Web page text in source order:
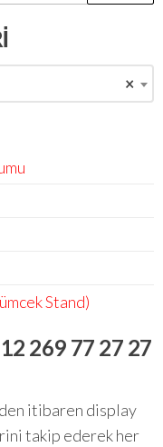
×
Stand)
269 77 27 27
itibaren display
takip ederek her